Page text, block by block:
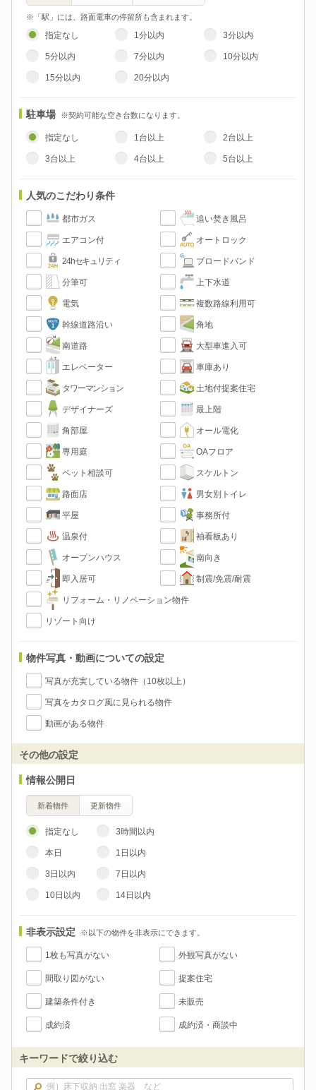
指定なし 1分以内 3分以内
5分以内 7分以内 10分以内
15分以内 20分以内
※「駅」には、路面電車の停留所も含まれます。
駐車場 ※契約可能な空き台数になります。
指定なし 1台以上 2台以上
3台以上 4台以上 5台以上
人気のこだわり条件
都市ガス 追い焚き風呂
エアコン付 オートロック
24hセキュリティ ブロードバンド
分筆可 上下水道
電気 複数路線利用可
幹線道路沿い 角地
南道路 大型車進入可
エレベーター 車庫あり
タワーマンション 土地付提案住宅
デザイナーズ 最上階
角部屋 オール電化
専用庭 OAフロア
ペット相談可 スケルトン
路面店 男女別トイレ
平屋 事務所付
温泉付 袖看板あり
オープンハウス 南向き
即入居可 制震/免震/耐震
リフォーム・リノベーション物件
リゾート向け
物件写真・動画についての設定
写真が充実している物件（10枚以上）
写真をカタログ風に見られる物件
動画がある物件
その他の設定
情報公開日
新着物件 更新物件
指定なし 3時間以内
本日 1日以内
3日以内 7日以内
10日以内 14日以内
非表示設定 ※以下の物件を非表示にできます。
1枚も写真がない 外観写真がない
間取り図がない 提案住宅
建築条件付き 未販売
成約済 成約済・商談中
キーワードで絞り込む